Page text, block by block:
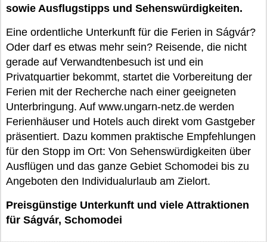
sowie Ausflugstipps und Sehenswürdigkeiten.
Eine ordentliche Unterkunft für die Ferien in Ságvár?
Oder darf es etwas mehr sein? Reisende, die nicht
gerade auf Verwandtenbesuch ist und ein
Privatquartier bekommt, startet die Vorbereitung der
Ferien mit der Recherche nach einer geeigneten
Unterbringung. Auf www.ungarn-netz.de werden
Ferienhäuser und Hotels auch direkt vom Gastgeber
präsentiert. Dazu kommen praktische Empfehlungen
für den Stopp im Ort: Von Sehenswürdigkeiten über
Ausflügen und das ganze Gebiet Schomodei bis zu
Angeboten den Individualurlaub am Zielort.
Preisgünstige Unterkunft und viele Attraktionen
für Ságvár, Schomodei